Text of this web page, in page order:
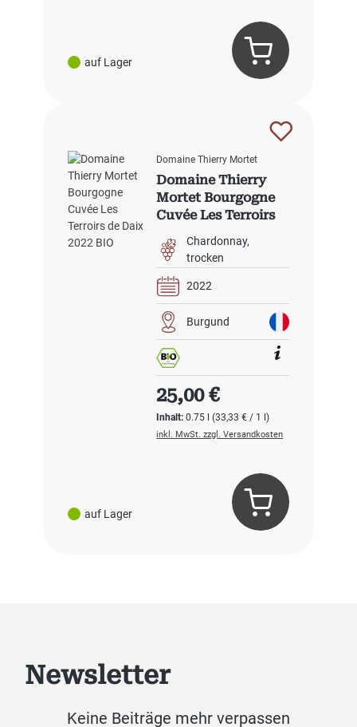
auf Lager
auf Lager
Domaine Thierry Mortet
Domaine Thierry
Mortet Bourgogne
Cuvée Les Terroirs
de Daix 2022 BIO
Chardonnay
trocken
2022
Burgund
Inhalt:0.75 l(33,33 € / 1 l)
Regulärer Preis:
25,00 €
inkl. MwSt. zzgl. Versandkosten
Newsletter
Keine Beiträge mehr verpassen